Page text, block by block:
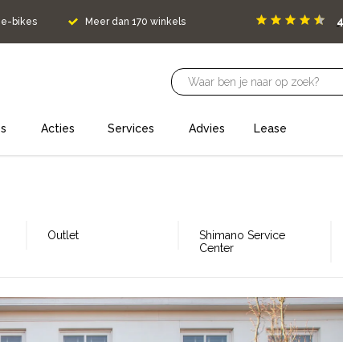
e-bikes Meer dan 170 winkels
Acties Services Advies Lease
Outlet
Shimano Service
Center